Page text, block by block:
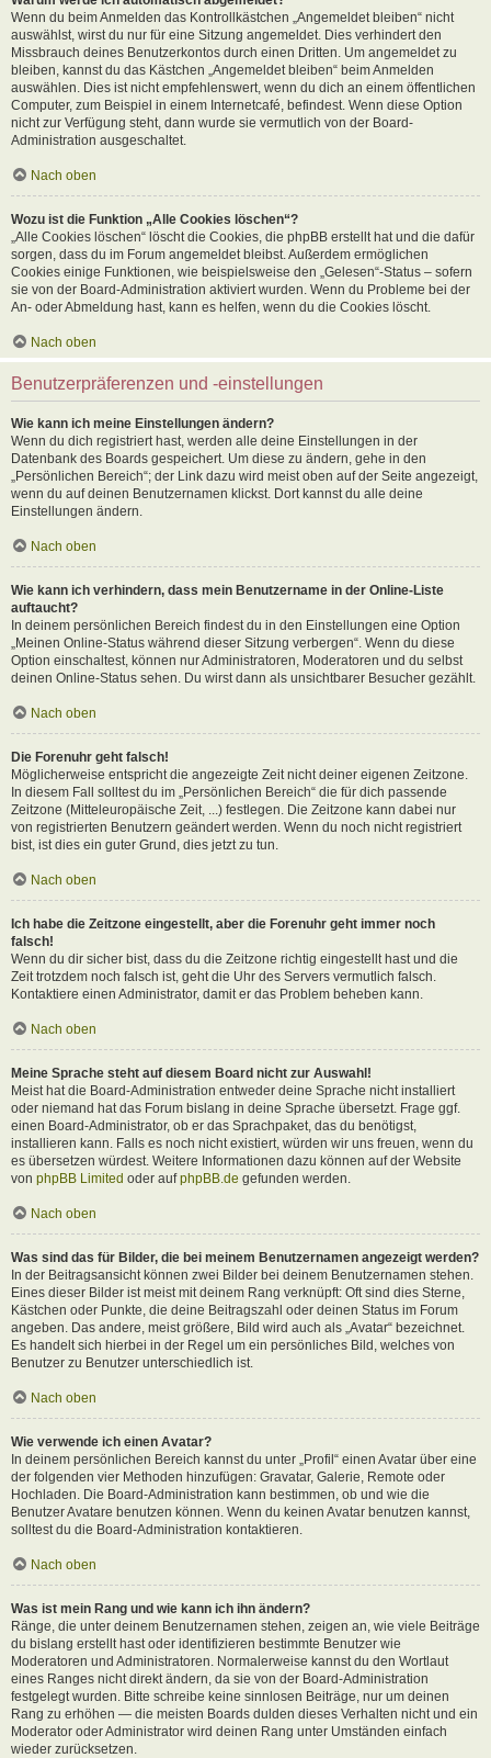
Wenn du beim Anmelden das Kontrollkästchen „Angemeldet bleiben“ nicht
auswählst, wirst du nur für eine Sitzung angemeldet. Dies verhindert den
Missbrauch deines Benutzerkontos durch einen Dritten. Um angemeldet zu
bleiben, kannst du das Kästchen „Angemeldet bleiben“ beim Anmelden
auswählen. Dies ist nicht empfehlenswert, wenn du dich an einem öffentlichen
Computer, zum Beispiel in einem Internetcafé, befindest. Wenn diese Option
nicht zur Verfügung steht, dann wurde sie vermutlich von der Board-
Administration ausgeschaltet.
Nach oben
Wozu ist die Funktion „Alle Cookies löschen“?
„Alle Cookies löschen“ löscht die Cookies, die phpBB erstellt hat und die dafür
sorgen, dass du im Forum angemeldet bleibst. Außerdem ermöglichen
Cookies einige Funktionen, wie beispielsweise den „Gelesen“-Status – sofern
sie von der Board-Administration aktiviert wurden. Wenn du Probleme bei der
An- oder Abmeldung hast, kann es helfen, wenn du die Cookies löscht.
Nach oben
Benutzerpräferenzen und -einstellungen
Wie kann ich meine Einstellungen ändern?
Wenn du dich registriert hast, werden alle deine Einstellungen in der
Datenbank des Boards gespeichert. Um diese zu ändern, gehe in den
„Persönlichen Bereich“; der Link dazu wird meist oben auf der Seite angezeigt,
wenn du auf deinen Benutzernamen klickst. Dort kannst du alle deine
Einstellungen ändern.
Nach oben
Wie kann ich verhindern, dass mein Benutzername in der Online-Liste
auftaucht?
In deinem persönlichen Bereich findest du in den Einstellungen eine Option
„Meinen Online-Status während dieser Sitzung verbergen“. Wenn du diese
Option einschaltest, können nur Administratoren, Moderatoren und du selbst
deinen Online-Status sehen. Du wirst dann als unsichtbarer Besucher gezählt.
Nach oben
Die Forenuhr geht falsch!
Möglicherweise entspricht die angezeigte Zeit nicht deiner eigenen Zeitzone.
In diesem Fall solltest du im „Persönlichen Bereich“ die für dich passende
Zeitzone (Mitteleuropäische Zeit, ...) festlegen. Die Zeitzone kann dabei nur
von registrierten Benutzern geändert werden. Wenn du noch nicht registriert
bist, ist dies ein guter Grund, dies jetzt zu tun.
Nach oben
Ich habe die Zeitzone eingestellt, aber die Forenuhr geht immer noch
falsch!
Wenn du dir sicher bist, dass du die Zeitzone richtig eingestellt hast und die
Zeit trotzdem noch falsch ist, geht die Uhr des Servers vermutlich falsch.
Kontaktiere einen Administrator, damit er das Problem beheben kann.
Nach oben
Meine Sprache steht auf diesem Board nicht zur Auswahl!
Meist hat die Board-Administration entweder deine Sprache nicht installiert
oder niemand hat das Forum bislang in deine Sprache übersetzt. Frage ggf.
einen Board-Administrator, ob er das Sprachpaket, das du benötigst,
installieren kann. Falls es noch nicht existiert, würden wir uns freuen, wenn du
es übersetzen würdest. Weitere Informationen dazu können auf der Website
von phpBB Limited oder aufphpBB.de gefunden werden.
Nach oben
Was sind das für Bilder, die bei meinem Benutzernamen angezeigt werden?
In der Beitragsansicht können zwei Bilder bei deinem Benutzernamen stehen.
Eines dieser Bilder ist meist mit deinem Rang verknüpft: Oft sind dies Sterne,
Kästchen oder Punkte, die deine Beitragszahl oder deinen Status im Forum
angeben. Das andere, meist größere, Bild wird auch als „Avatar“ bezeichnet.
Es handelt sich hierbei in der Regel um ein persönliches Bild, welches von
Benutzer zu Benutzer unterschiedlich ist.
Nach oben
Wie verwende ich einen Avatar?
In deinem persönlichen Bereich kannst du unter „Profil“ einen Avatar über eine
der folgenden vier Methoden hinzufügen: Gravatar, Galerie, Remote oder
Hochladen. Die Board-Administration kann bestimmen, ob und wie die
Benutzer Avatare benutzen können. Wenn du keinen Avatar benutzen kannst,
solltest du die Board-Administration kontaktieren.
Nach oben
Was ist mein Rang und wie kann ich ihn ändern?
Ränge, die unter deinem Benutzernamen stehen, zeigen an, wie viele Beiträge
du bislang erstellt hast oder identifizieren bestimmte Benutzer wie
Moderatoren und Administratoren. Normalerweise kannst du den Wortlaut
eines Ranges nicht direkt ändern, da sie von der Board-Administration
festgelegt wurden. Bitte schreibe keine sinnlosen Beiträge, nur um deinen
Rang zu erhöhen — die meisten Boards dulden dieses Verhalten nicht und ein
Moderator oder Administrator wird deinen Rang unter Umständen einfach
wieder zurücksetzen.